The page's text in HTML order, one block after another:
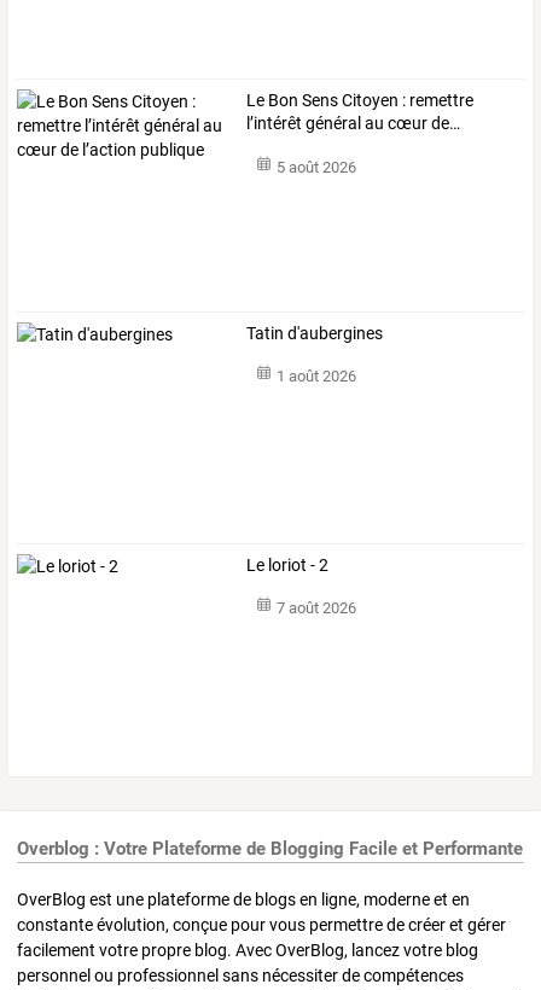
Le Bon SensCitoyen : remettre
l’intérêt général au cœurde…
5 août 2026
Tatin d'aubergines
1 août 2026
Le loriot - 2
7 août 2026
Overblog : Votre Plateforme de Blogging Facile et Performante
OverBlog est une plateforme de blogs en ligne, moderne et en
constante évolution, conçue pour vous permettre de créer et gérer
facilement votre propre blog. Avec OverBlog, lancez votre blog
personnel ou professionnel sans nécessiter de compétences